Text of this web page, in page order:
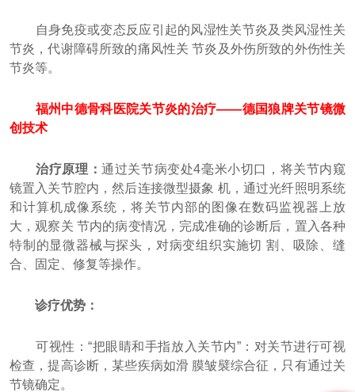
自身免疫或变态反应引起的风湿性关节炎及类风湿性关
节炎，代谢障碍所致的痛风性关 节炎及外伤所致的外伤性关
节炎等。
福州中德骨科医院关节炎的治疗——德国狼牌关节镜微
创技术
治疗原理：通过关节病变处4毫米小切口，将关节内窥
镜置入关节腔内，然后连接微型摄象 机，通过光纤照明系统
和计算机成像系统，将关节内部的图像在数码监视器上放
大，观察关 节内的病变情况，完成准确的诊断后，置入各种
特制的显微器械与探头，对病变组织实施切 割、吸除、缝
合、固定、修复等操作。
诊疗优势：
可视性：“把眼睛和手指放入关节内”：对关节进行可视
检查，提高诊断，某些疾病如滑 膜皱襞综合征，只有通过关
节镜确定。